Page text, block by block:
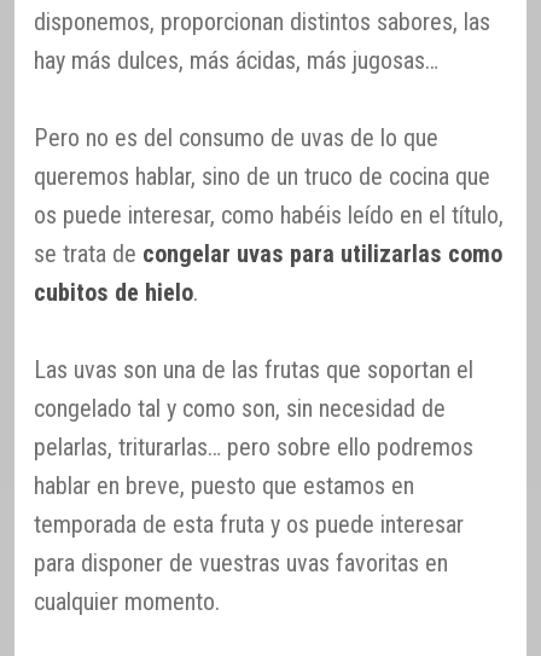
disponemos, proporcionan distintos sabores, las
hay más dulces, más ácidas, más jugosas…
Pero no es del consumo de uvas de lo que
queremos hablar, sino de un truco de cocina que
os puede interesar, como habéis leído en el título,
se trata de congelar uvas para utilizarlas como
cubitos de hielo.
Las uvas son una de las frutas que soportan el
congelado tal y como son, sin necesidad de
pelarlas, triturarlas… pero sobre ello podremos
hablar en breve, puesto que estamos en
temporada de esta fruta y os puede interesar
para disponer de vuestras uvas favoritas en
cualquier momento.